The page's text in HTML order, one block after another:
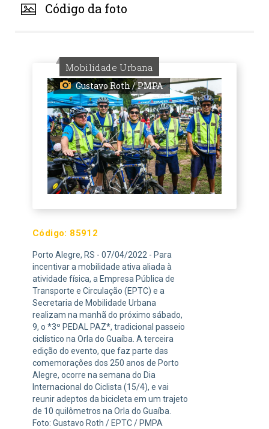
Código da foto
Mobilidade Urbana
Gustavo Roth / PMPA
Código: 85912
Porto Alegre, RS - 07/04/2022 - Para
incentivar a mobilidade ativa aliada à
atividade física, a Empresa Pública de
Transporte e Circulação (EPTC) e a
Secretaria de Mobilidade Urbana
realizam na manhã do próximo sábado,
9, o *3º PEDAL PAZ*, tradicional passeio
ciclístico na Orla do Guaíba. A terceira
edição do evento, que faz parte das
comemorações dos 250 anos de Porto
Alegre, ocorre na semana do Dia
Internacional do Ciclista (15/4), e vai
reunir adeptos da bicicleta em um trajeto
de 10 quilômetros na Orla do Guaíba.
Foto: Gustavo Roth / EPTC / PMPA